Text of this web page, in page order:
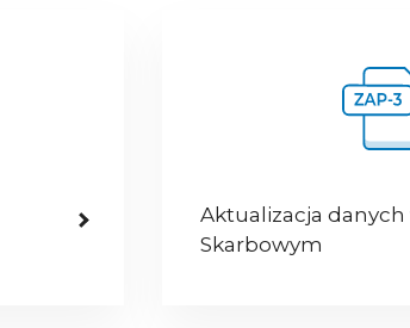
Aktualizacja danych
Skarbowym